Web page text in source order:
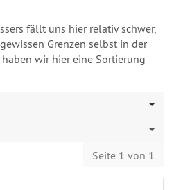
fällt uns hier relativ schwer,
Grenzen selbst in der
wir hier eine Sortierung
Seite 1 von 1